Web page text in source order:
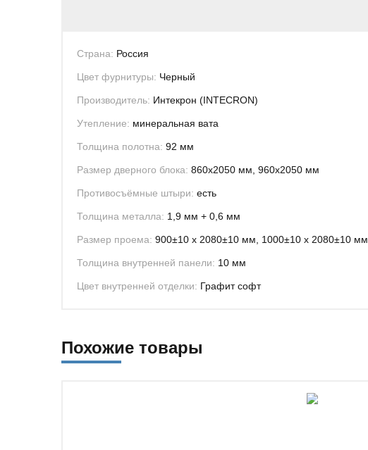
Страна: Россия
Цвет фурнитуры: Черный
Производитель: Интекрон (INTECRON)
Утепление: минеральная вата
Толщина полотна: 92 мм
Размер дверного блока: 860х2050 мм, 960х2050 мм
Противосъёмные штыри: есть
Толщина металла: 1,9 мм + 0,6 мм
Размер проема: 900±10 х 2080±10 мм, 1000±10 х 2080±10 мм
Толщина внутренней панели: 10 мм
Цвет внутренней отделки: Графит софт
Похожие товары